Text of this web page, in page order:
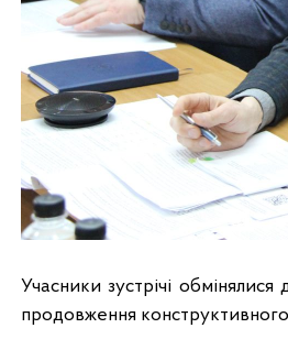
Учасники зустрічі
продовження конструктивного